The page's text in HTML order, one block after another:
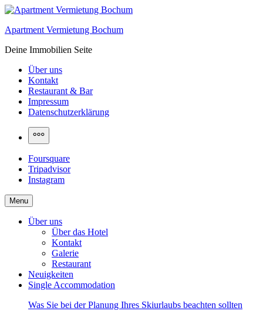
Skip
content
Apartment Vermietung Bochum
Deine Immobilien Seite
Über uns
Kontakt
Restaurant & Bar
Impressum
Datenschutzerklärung
More
Foursquare
Tripadvisor
Instagram
Menu
Über uns
Über das Hotel
Kontakt
Galerie
Restaurant
Neuigkeiten
Single Accommodation
Was Sie bei der Planung Ihres Skiurlaubs beachten sollten